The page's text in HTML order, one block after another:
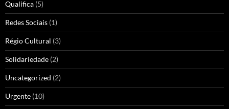
Qualifica (5)
Redes Sociais (1)
Régio Cultural (3)
Solidariedade (2)
Uncategorized (2)
Urgente (10)